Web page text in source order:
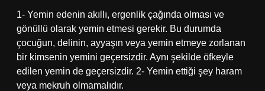
1- Yemin edenin akıllı, ergenlik çağında olması ve
gönüllü olarak yemin etmesi gerekir. Bu durumda
çocuğun, delinin, ayyaşın veya yemin etmeye zorlanan
bir kimsenin yemini geçersizdir. Aynı şekilde öfkeyle
edilen yemin de geçersizdir. 2- Yemin ettiği şey haram
veya mekruh olmamalıdır.